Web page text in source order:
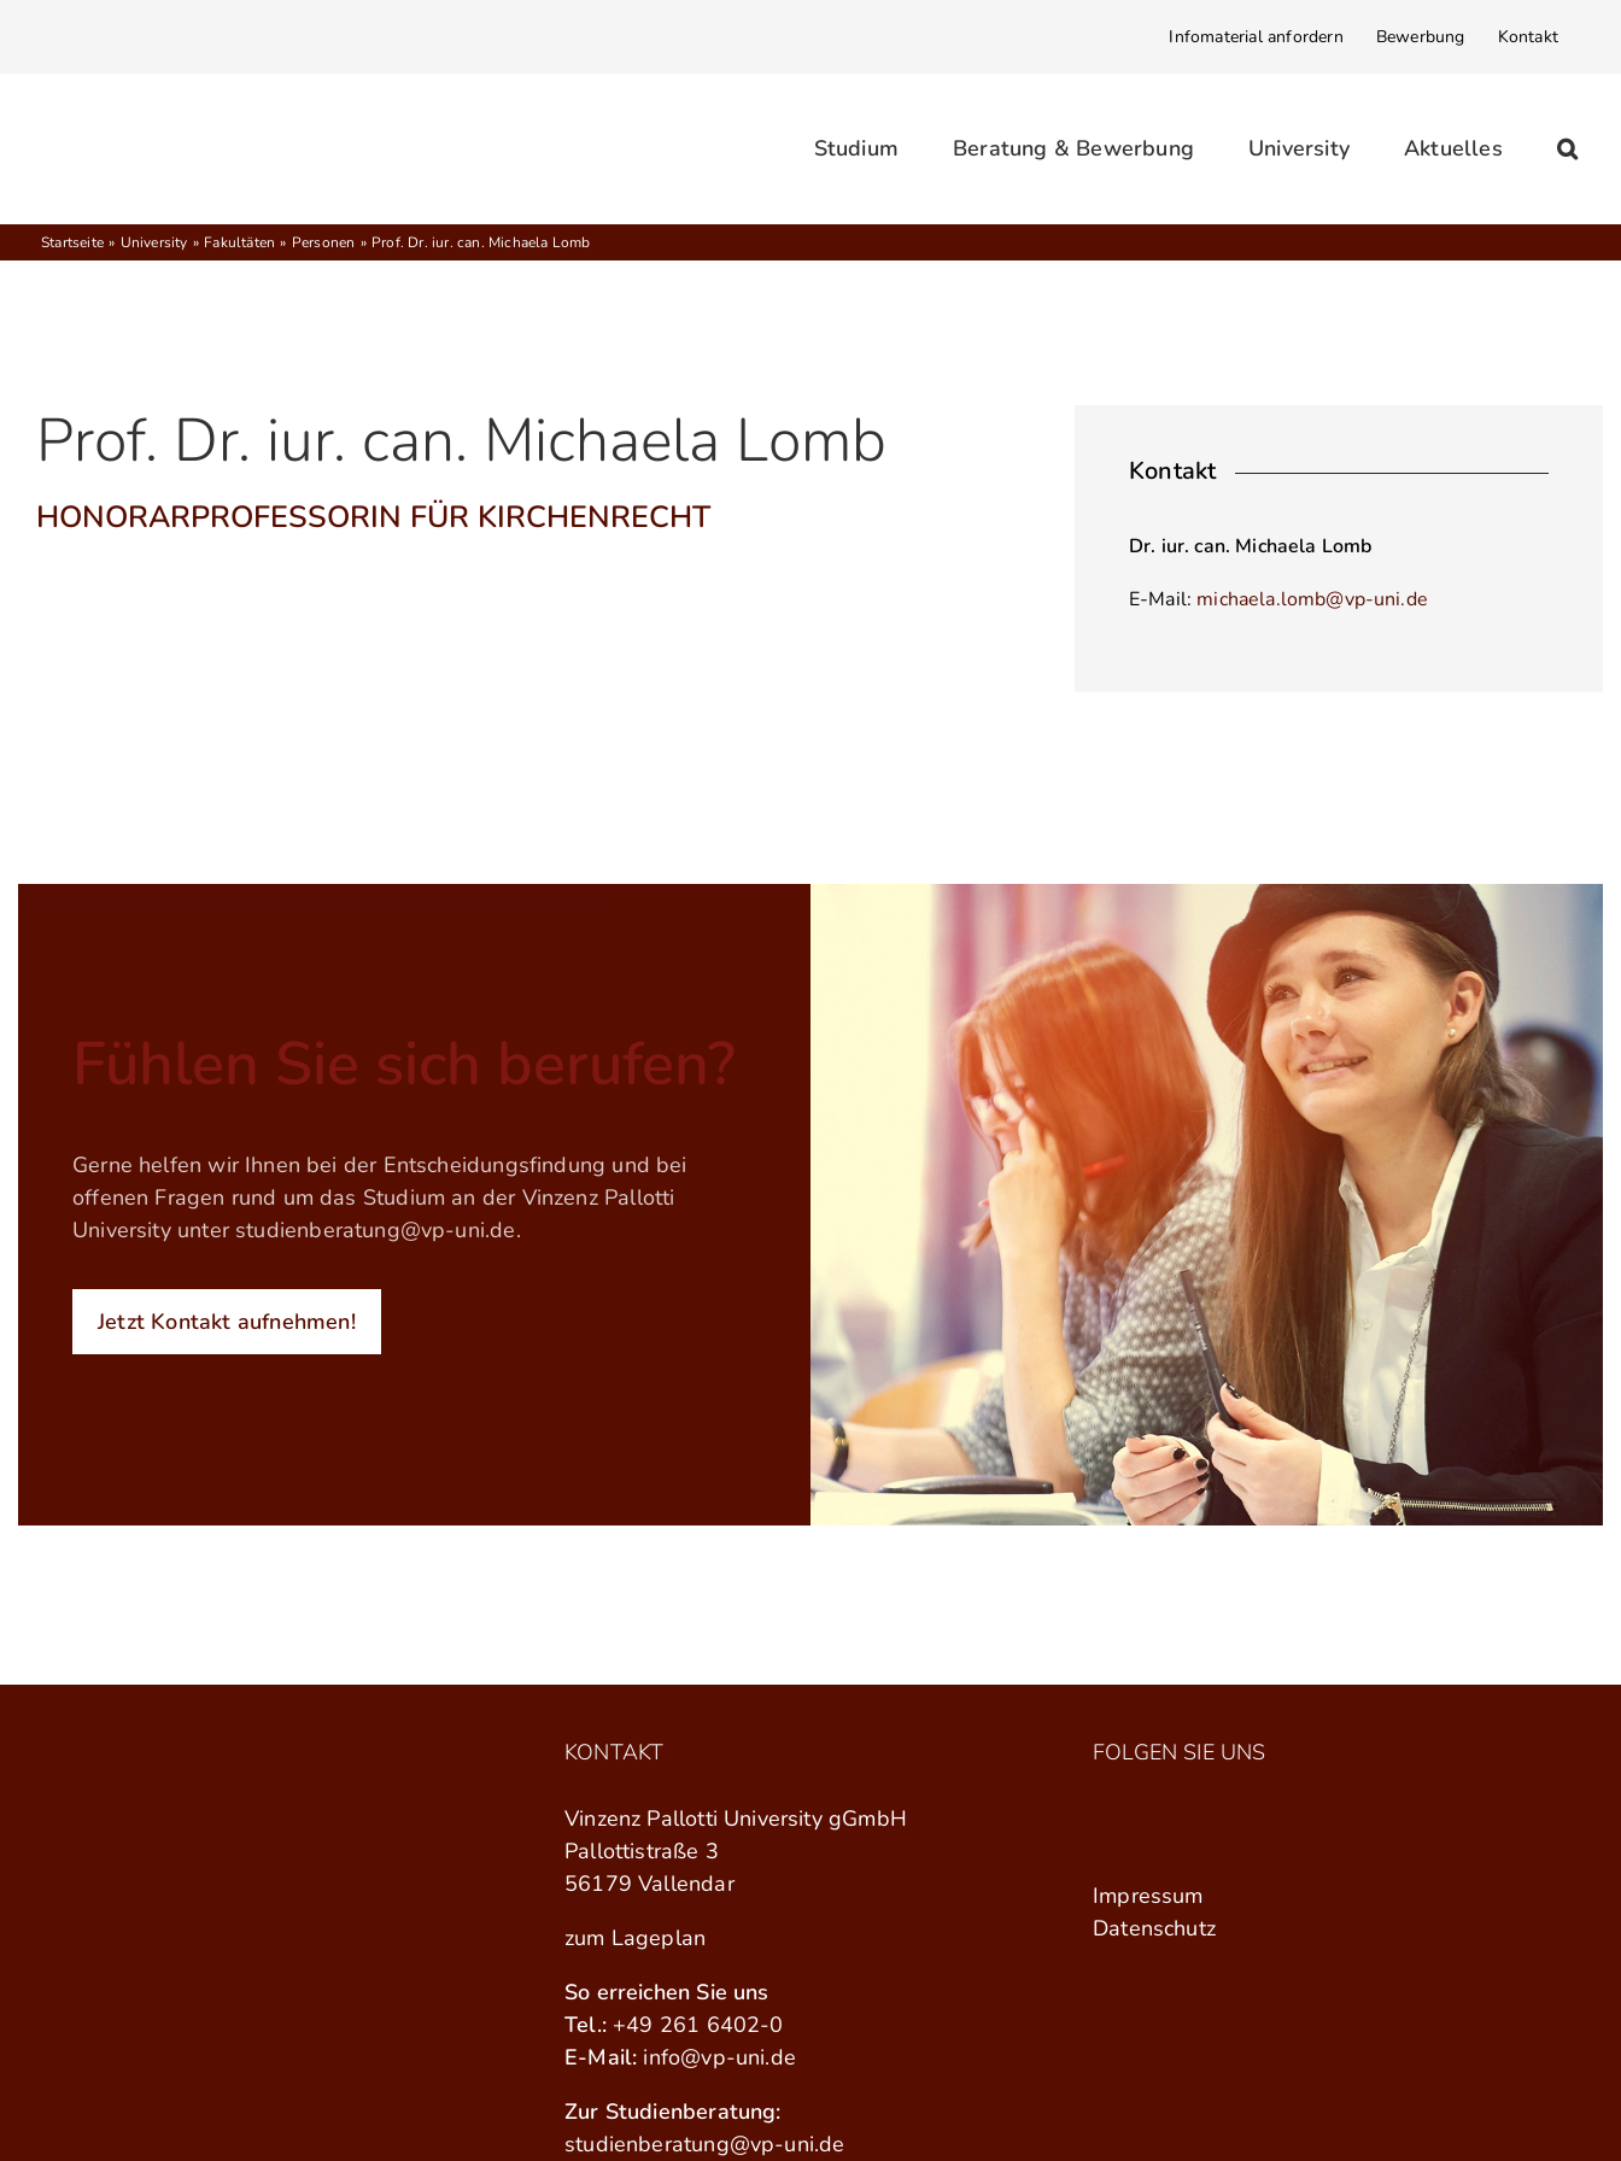
Infomaterial anfordern Bewerbung Kontakt
Studium Beratung & Bewerbung University Aktuelles
Startseite University Fakultäten Personen Prof. Dr. iur. can. Michaela Lomb
Prof. Dr. iur. can. Michaela Lomb
HONORARPROFESSORIN FÜR KIRCHENRECHT
Kontakt
Dr. iur. can. Michaela Lomb
E-Mail: michaela.lomb@vp-uni.de
Fühlen Sie sich berufen?
Gerne helfen wir Ihnen bei der Entscheidungsfindung und bei
offenen Fragen rund um das Studium an der Vinzenz Pallotti
University unter studienberatung@vp-uni.de.
Jetzt Kontakt aufnehmen!
KONTAKT
Vinzenz Pallotti University gGmbH
Pallottistraße 3
56179 Vallendar
zum Lageplan
So erreichen Sie uns
Tel.:+49 261 6402-0
E-Mail: info@vp-uni.de
Zur Studienberatung:
studienberatung@vp-uni.de
FOLGEN SIE UNS
Impressum
Datenschutz